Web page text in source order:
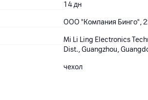
14дн
ООО "Компания Бинго",
Mi Li Ling Electronics
Dist., Guangzhou,
чехол